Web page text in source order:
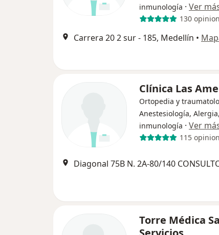
inmunología · Ver
130
Carrera 20 2 sur - 185, Medellín •
Clínica Las
Ortopedia y
Anestesiología,
inmunología · Ver
115
Torre Médica